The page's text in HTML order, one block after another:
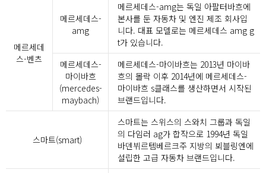
메르세데
스-벤츠
메르세데스-
amg
메르세데스-amg는 독일 아팔터바흐에
본사를 둔 자동차 및 엔진 제조 회사입
니다. 대표 모델로는 메르세데스 amg g
t가 있습니다.
메르세데스-
마이바흐
(mercedes-
maybach)
메르세데스-마이바흐는 2013년 마이바
흐의 몰락 이후 2014년에 메르세데스-
마이바흐 s클래스를 생산하면서 시작된
브랜드입니다.
스마트(smart)
스마트는 스위스의 스와치 그룹과 독일
의 다임러 ag가 합작으로 1994년 독일
바덴뷔르템베르크주 지방의 뵈블링엔에
설립한 고급 자동차 브랜드입니다.